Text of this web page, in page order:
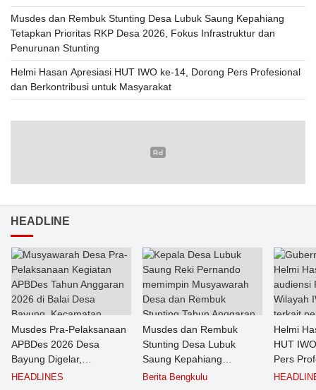
Musdes dan Rembuk Stunting Desa Lubuk Saung Kepahiang
Tetapkan Prioritas RKP Desa 2026, Fokus Infrastruktur dan
Penurunan Stunting
Helmi Hasan Apresiasi HUT IWO ke-14, Dorong Pers Profesional
dan Berkontribusi untuk Masyarakat
HEADLINE
Musdes Pra-Pelaksanaan
APBDes 2026 Desa
Bayung Digelar,
Pemerintah Desa
HEADLINES
Musdes dan Rembuk
Stunting Desa Lubuk
Saung Kepahiang
Tetapkan Prioritas RKP
Berita Bengkulu
Helmi
HUT
Pers